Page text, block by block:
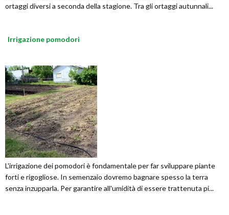
ortaggi diversi a seconda della stagione. Tra gli ortaggi autunnali...
Irrigazione pomodori
L'irrigazione dei pomodori è fondamentale per far sviluppare piante
forti e rigogliose. In semenzaio dovremo bagnare spesso la terra
senza inzupparla. Per garantire all'umidità di essere trattenuta pi...